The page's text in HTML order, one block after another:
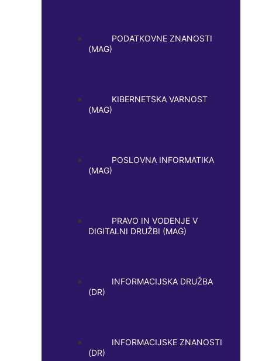
PODATKOVNE ZNANOSTI
(MAG)
KIBERNETSKA VARNOST
(MAG)
POSLOVNA INFORMATIKA
(MAG)
PRAVO IN VODENJE V
DIGITALNI DRUŽBI (MAG)
INFORMACIJSKA DRUŽBA
(DR)
INFORMACIJSKE ZNANOSTI
(DR)